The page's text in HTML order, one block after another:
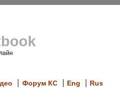
Форум КС Eng Rus